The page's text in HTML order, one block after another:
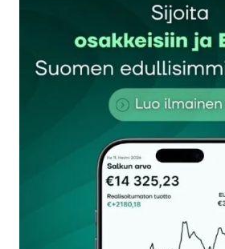
Ei ihan pihalla. Suomen
hyvin suuri osa menee
Kun Euroopassa on hiljaista,
vaikuttaa tänne.
Kuluttatuotteita tekeviä
Helsingin pörssissä ja niillä
ihan mukavasti.
Ainakin Huhtamäellä ja
kaupan alalla pl. autokauppa
huonosti.
Toivottavasti hänen näkemys